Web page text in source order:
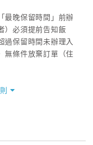
最晚保留時間」前辦
）必須提前告知飯
過保留時間未辦理入
無條件放棄訂單（住